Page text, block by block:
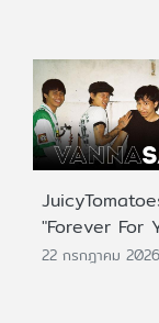
"Forever For
22 กรกฎาคม 2026